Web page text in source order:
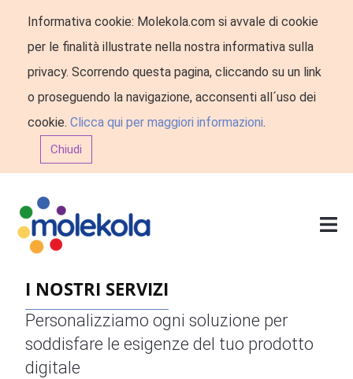
Informativa cookie: Molekola.com si avvale di cookie
per le finalità illustrate nella nostra informativa sulla
privacy. Scorrendo questa pagina, cliccando su un link
o proseguendo la navigazione, acconsenti all´uso dei
cookie. Clicca qui per maggiori informazioni.
Chiudi
I NOSTRI SERVIZI
Personalizziamo ogni soluzione per
soddisfare le esigenze del tuo prodotto
digitale